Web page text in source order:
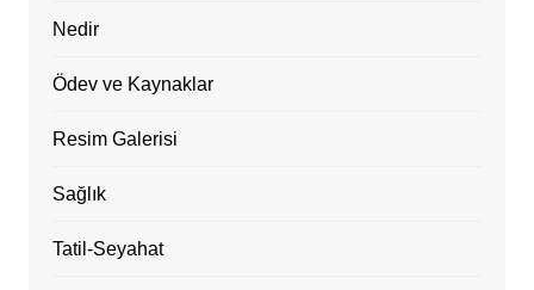
Nedir
Ödev ve Kaynaklar
Resim Galerisi
Sağlık
Tatil-Seyahat